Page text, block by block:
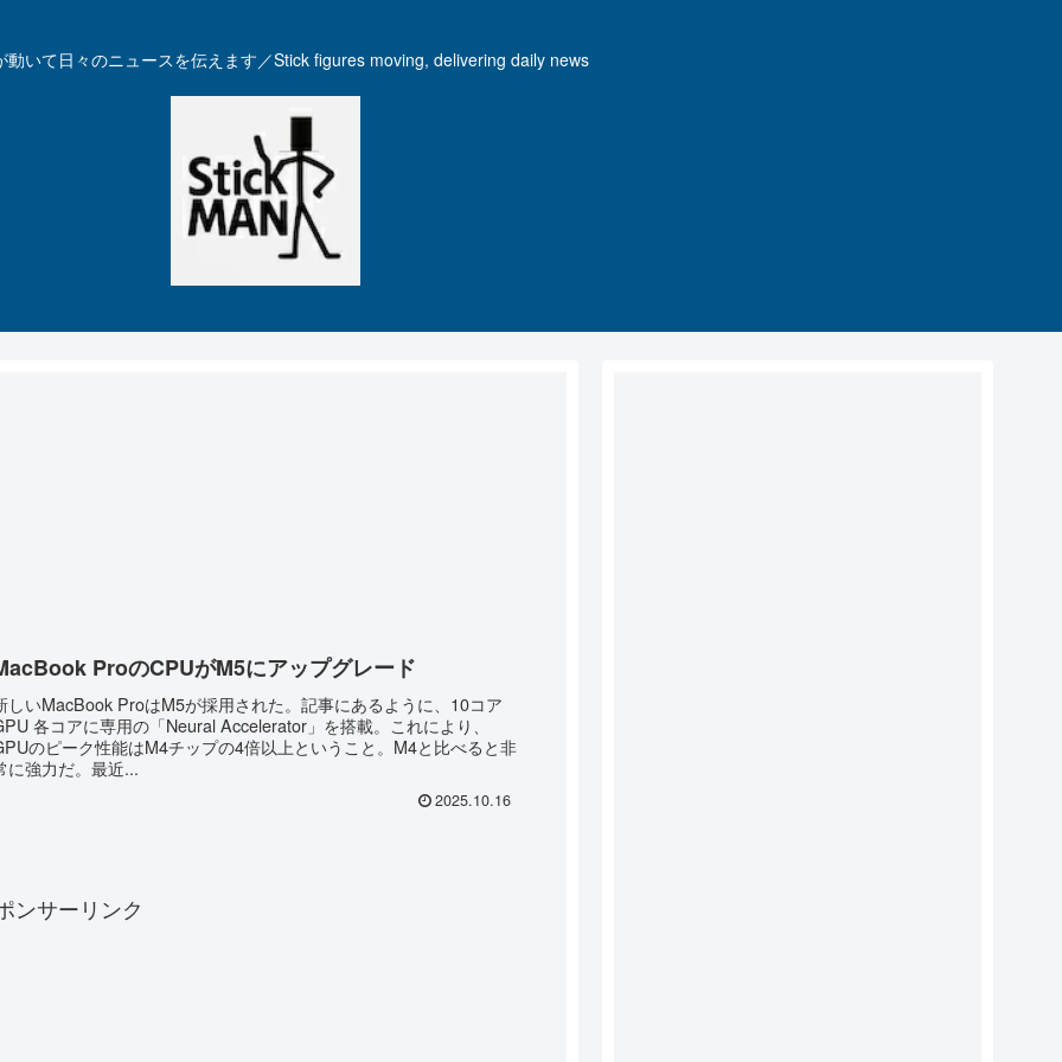
動いて日々のニュースを伝えます／Stick figures moving, delivering daily news
ProのCPUがM5にアップグレード
しいMacBook ProはM5が採用された。記事にあるように、10コア
各コアに専用の「Neural Accelerator」を搭載。これにより、
のピーク性能はM4チップの4倍以上ということ。M4と比べると非
に強力だ。最近...
2025.10.16
ンサーリンク